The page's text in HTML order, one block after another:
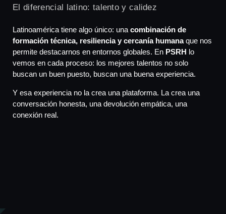
El diferencial latino: talento y calidez
Latinoamérica tiene algo único: una combinación de
formación técnica, resiliencia y cercanía humanaque nos
permite destacarnos en entornos globales. En PSRH lo
vemos en cada proceso: los mejores talentos no solo
buscan un buen puesto, buscan una buena experiencia.
Y esa experiencia no la crea una plataforma. La crea una
conversación honesta, una devolución empática, una
conexión real.